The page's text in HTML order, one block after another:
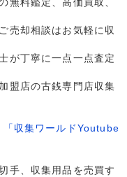
無料鑑定、高価買取、
売却相談はお気軽に収
が丁寧に一点一点査定
盟店の古銭専門店収集
収集ワールドYoutube
手、収集用品を売買す